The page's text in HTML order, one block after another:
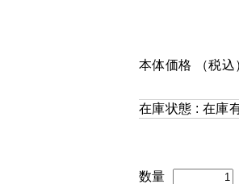
本体価格 （税込
在庫状態 : 在庫
数量